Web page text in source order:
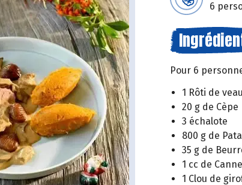
6
Pour 6
1 Rôti de veau
20 g de Cèpe
3 échalote
800 g de
35 g de
1 cc de
1 Clou de